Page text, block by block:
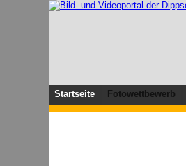
Startseite Fotowettbewerb